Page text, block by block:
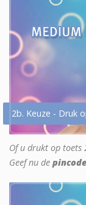
2b. Keuze - Druk
Of u drukt op toets
Geef nu de